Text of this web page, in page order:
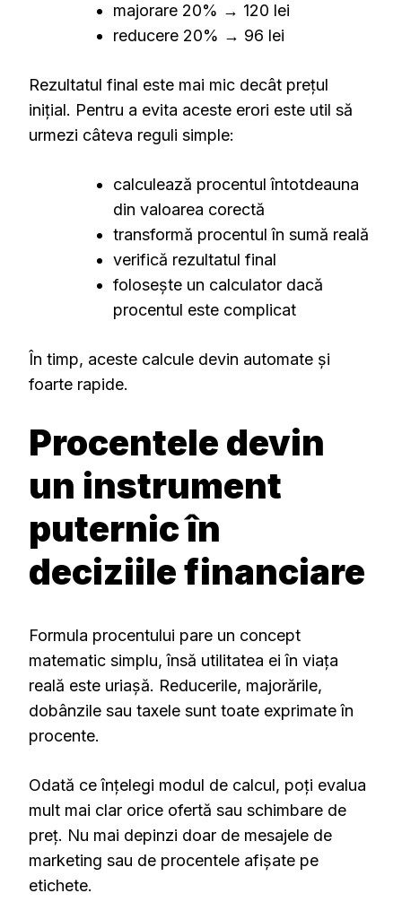
majorare 20% → 120 lei
reducere 20% → 96 lei
Rezultatul final este mai mic decât prețul
inițial. Pentru a evita aceste erori este util să
urmezi câteva reguli simple:
calculează procentul întotdeauna
din valoarea corectă
transformă procentul în sumă reală
verifică rezultatul final
folosește un calculator dacă
procentul este complicat
În timp, aceste calcule devin automate și
foarte rapide.
Procentele devin
un instrument
puternic în
deciziile financiare
Formula procentului pare un concept
matematic simplu, însă utilitatea ei în viața
reală este uriașă. Reducerile, majorările,
dobânzile sau taxele sunt toate exprimate în
procente.
Odată ce înțelegi modul de calcul, poți evalua
mult mai clar orice ofertă sau schimbare de
preț. Nu mai depinzi doar de mesajele de
marketing sau de procentele afișate pe
etichete.